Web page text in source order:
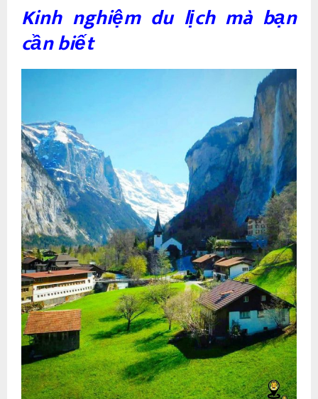
Kinh nghiệm du lịch mà bạn
cần biết